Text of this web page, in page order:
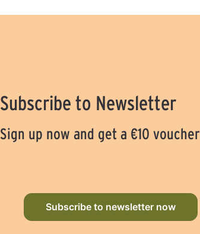
Subscribe to Newsletter
Sign up now and get a €10 voucher
Subscribe to newsletter now